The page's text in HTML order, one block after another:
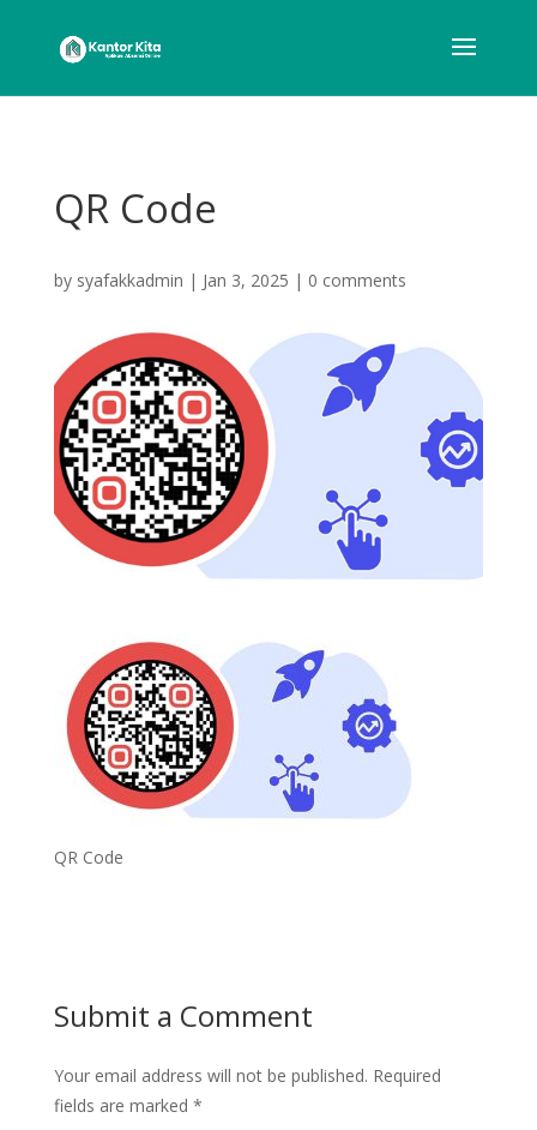
QR Code
by syafakkadmin | Jan 3, 2025 | 0 comments
QR Code
Submit a Comment
Your email address will not be published. Required
fields are marked *